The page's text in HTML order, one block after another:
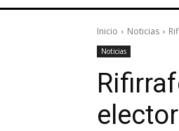
Inicio Noticias
Noticias